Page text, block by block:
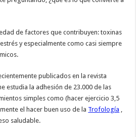
de factores que contribuyen: toxinas
y especialmente como casi siempre
publicados en la revista
estudia la adhesión de 23.000 de las
simples como (hacer ejercicio 3,5
el hacer buen uso de la Trofología ,
saludable.